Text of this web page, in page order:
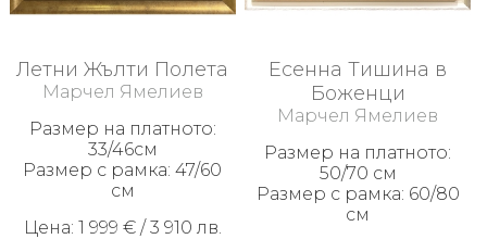
Летни Жълти Полета
Марчел Ямелиев
Размер на платното:
33/46см
Размер с рамка: 47/60
см
Цена: 1 999 € / 3 910 лв.
Есенна Тишина в
Боженци
Марчел Ямелиев
Размер на платното:
50/70 см
Размер с рамка: 60/80
см